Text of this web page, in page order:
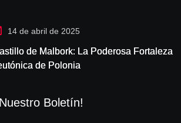
14 de abril de 2025
de Malbork: La Poderosa Fortaleza
de Polonia
Boletín!